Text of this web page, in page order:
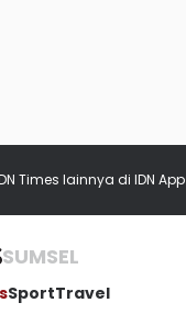
Times lainnya di IDN App
SUMSEL
SportTravel